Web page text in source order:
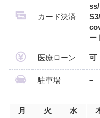
カード決済
ー
医療ローン 可
駐車場 –
月 火 水